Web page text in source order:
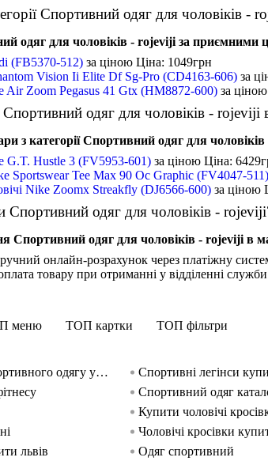
Спортивний одяг для чоловіків -
одяг для чоловіків - rojeviji за приємними
(FB5370-512) за ціною Ціна: 1049грн
Vision Ii Elite Df Sg-Pro (CD4163-606) за
Air Zoom Pegasus 41 Gtx (HM8872-600) за ціною
Спортивний одяг для чоловіків - rojeviji
з категорії Спортивний одяг для
G.T. Hustle 3 (FV5953-601) за ціною Ціна: 6429
Sportswear Tee Max 90 Oc Graphic (FV4047-511)
Nike Zoomx Streakfly (DJ6566-600) за ціною
одяг для чоловіків -
Спортивний одяг для чоловіків - rojeviji в
онлайн-розрахунок через платіжну
товару при отриманні у відділенні
меню ТОП картки ТОП фільтри
одягу україна Спортивні легінси
Спортивний одяг
Купити чоловічі
Чоловічі кросівки
львів
Одяг спортивний